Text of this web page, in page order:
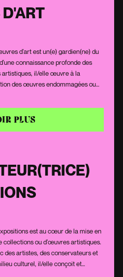
d'art est un(e) gardien(ne) du
connaissance profonde des
artistiques, il/elle œuvre à la
des œuvres endommagées ou
elle redonne vie à des œuvres
et leur histoire.
PLUS
est au cœur de la mise en
collections ou d'œuvres artistiques.
des artistes, des conservateurs et
culturel, il/elle conçoit et